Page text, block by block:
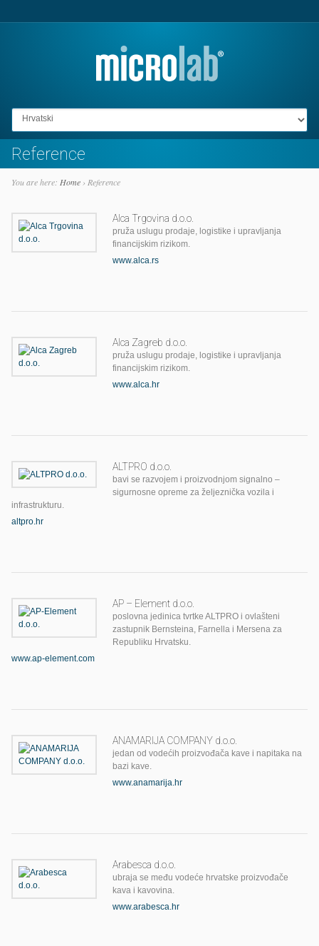
Go to:
Reference
You are here: Home› Reference
Alca Trgovina d.o.o.
pruža uslugu prodaje, logistike i upravljanja
financijskim rizikom.
www.alca.rs
Alca Zagreb d.o.o.
pruža uslugu prodaje, logistike i upravljanja
financijskim rizikom.
www.alca.hr
ALTPRO d.o.o.
bavi se razvojem i proizvodnjom signalno –
sigurnosne opreme za željeznička vozila i
infrastrukturu.
altpro.hr
AP – Element d.o.o.
poslovna jedinica tvrtke ALTPRO i ovlašteni
zastupnik Bernsteina, Farnella i Mersena za
Republiku Hrvatsku.
www.ap-element.com
ANAMARIJA COMPANY d.o.o.
jedan od vodećih proizvođača kave i napitaka na
bazi kave.
www.anamarija.hr
Arabesca d.o.o.
ubraja se među vodeće hrvatske proizvođače
kava i kavovina.
www.arabesca.hr